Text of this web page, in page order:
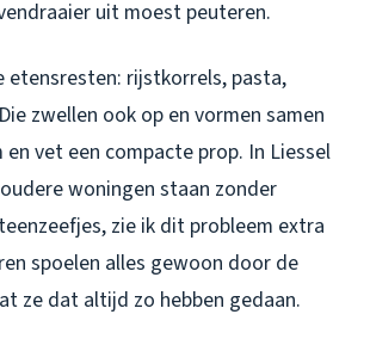
uit moest peuteren.
etensresten: rijstkorrels, pasta,
zwellen ook op en vormen samen
en vet een compacte prop. In Liessel
woningen staan zonder
zie ik dit probleem extra
spoelen alles gewoon door de
ze dat altijd zo hebben gedaan.